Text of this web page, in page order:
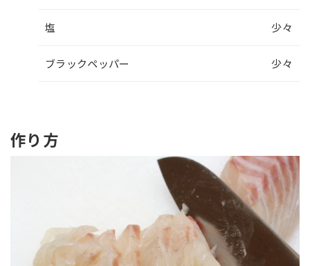
塩 少々
ブラックペッパー 少々
作り方